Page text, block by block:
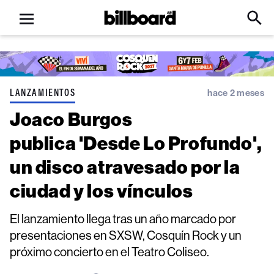
Open
menu
Billboard
Click
Input
LANZAMIENTOS hace 2 meses
Joaco Burgos
publica 'Desde Lo Profundo',
un disco atravesado por la
ciudad y los vínculos
El lanzamiento llega tras un año marcado por
presentaciones en SXSW, Cosquín Rock y un
próximo concierto en el Teatro Coliseo.